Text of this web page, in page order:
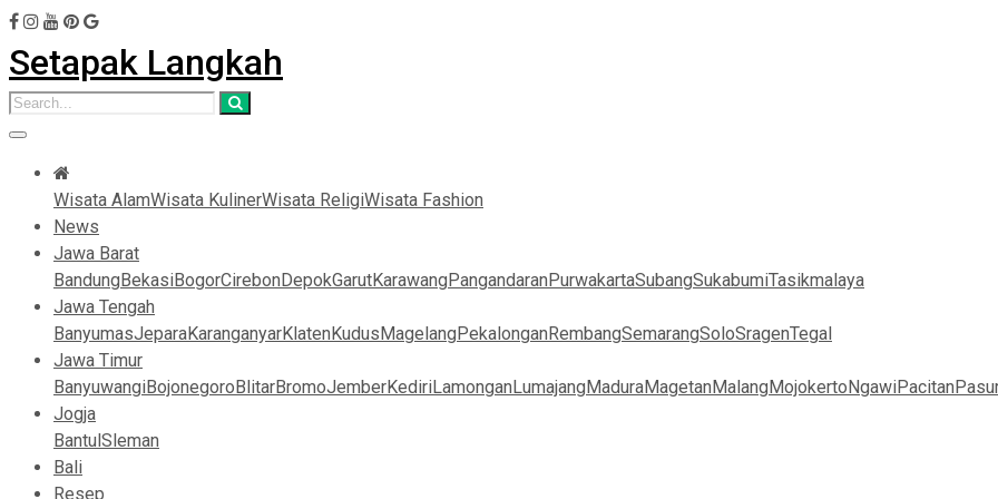
Setapak Langkah
Wisata AlamWisata KulinerWisata ReligiWisata Fashion
News
Jawa Barat
BandungBekasiBogorCirebonDepokGarutKarawangPangandaranPurwakartaSubangSukabumiTasikmalaya
Jawa Tengah
BanyumasJeparaKaranganyarKlatenKudusMagelangPekalonganRembangSemarangSoloSragenTegal
Jawa Timur
BanyuwangiBojonegoroBlitarBromoJemberKediriLamonganLumajangMaduraMagetanMalangMojokertoNgawiPacitan
Jogja
BantulSleman
Bali
Resep